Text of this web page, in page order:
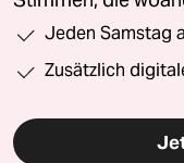
Jeden Samstag
Zusätzlich